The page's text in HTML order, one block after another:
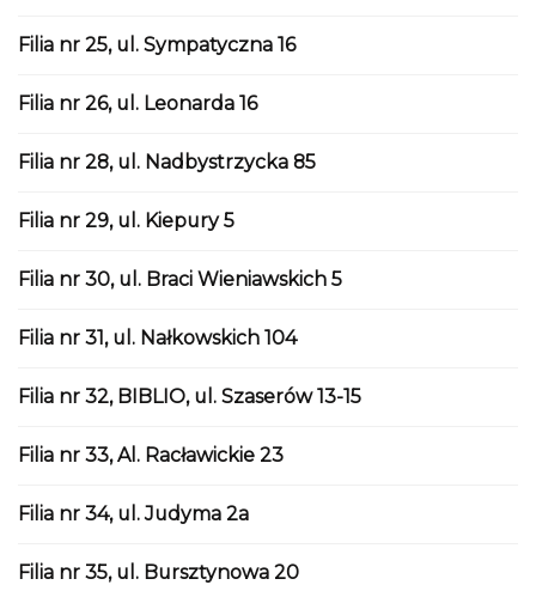
Filia nr 25, ul. Sympatyczna 16
Filia nr 26, ul. Leonarda 16
Filia nr 28, ul. Nadbystrzycka 85
Filia nr 29, ul. Kiepury 5
Filia nr 30, ul. Braci Wieniawskich 5
Filia nr 31, ul. Nałkowskich 104
Filia nr 32, BIBLIO, ul. Szaserów 13-15
Filia nr 33, Al. Racławickie 23
Filia nr 34, ul. Judyma 2a
Filia nr 35, ul. Bursztynowa 20